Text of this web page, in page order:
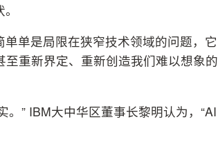
单是局限在狭窄技术领域的问题，它
重新界定、重新创造我们难以想象的
” IBM大中华区董事长黎明认为，“AI